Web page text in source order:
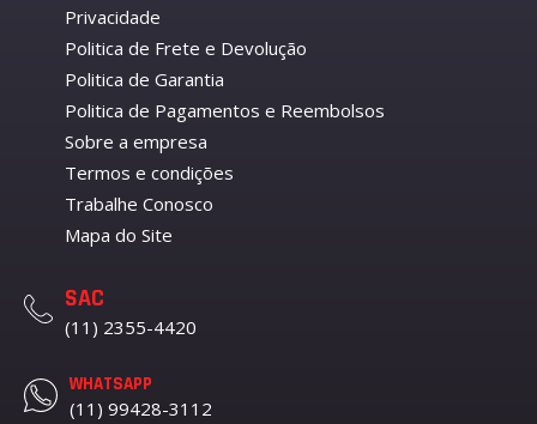
Privacidade
Politica de Frete e Devolução
Politica de Garantia
Politica de Pagamentos e Reembolsos
Sobre a empresa
Termos e condições
Trabalhe Conosco
Mapa do Site
SAC
(11) 2355-4420
WHATSAPP
(11) 99428-3112